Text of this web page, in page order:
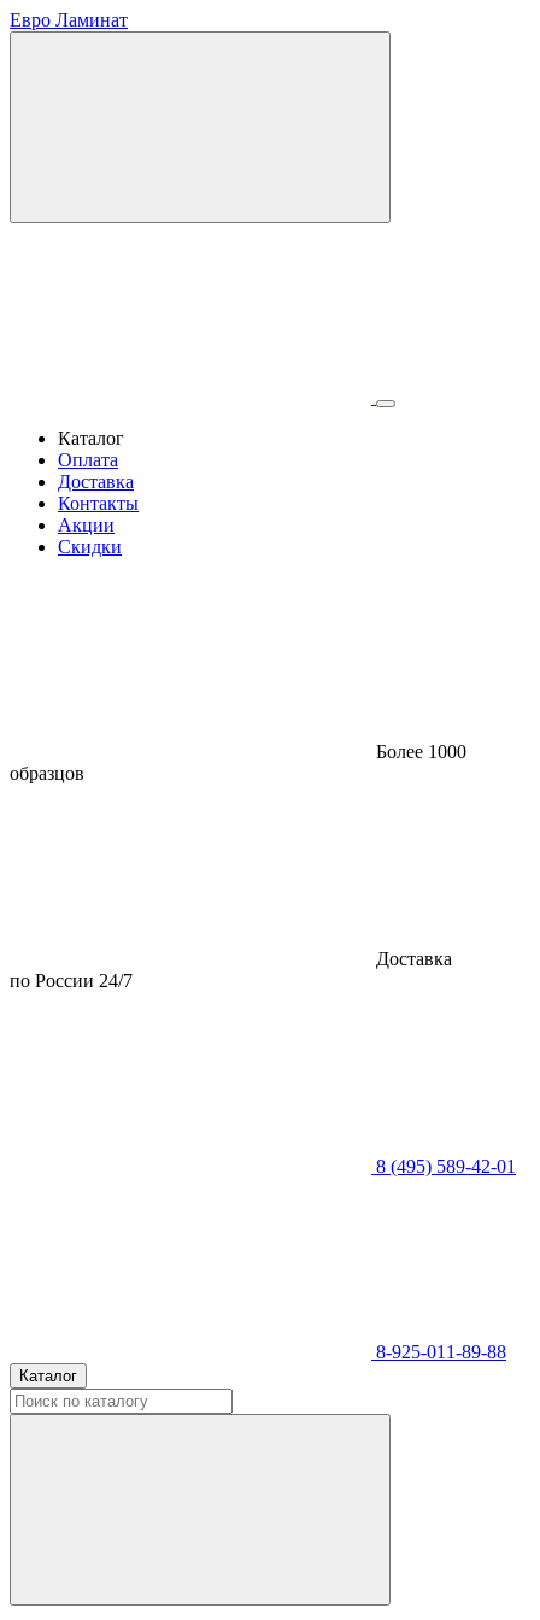
Евро Ламинат
Каталог
Оплата
Доставка
Контакты
Акции
Скидки
Более 1000
образцов
Доставка
по России 24/7
8 (495) 589-42-01
8-925-011-89-88
Каталог